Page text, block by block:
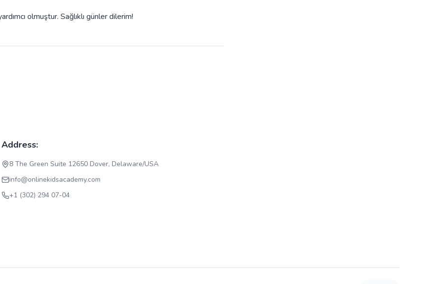
olmuştur. Sağlıklı günler dilerim!
Address:
8 The Green Suite 12650 Dover, Delaware/USA
info@onlinekidsacademy.com
+1 (302) 294 07-04